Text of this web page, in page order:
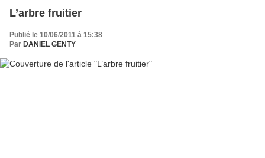
L’arbre fruitier
Publié le 10/06/2011 à 15:38
Par DANIEL GENTY